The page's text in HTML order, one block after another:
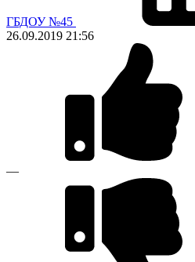
ГБДОУ №45
26.09.2019 21:56
—